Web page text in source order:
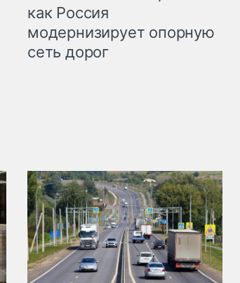
как Россия
модернизирует опорную
сеть дорог